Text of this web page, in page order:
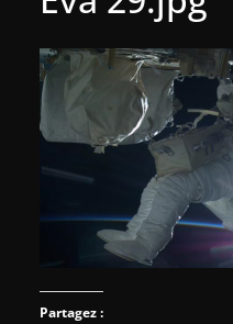
Partagez :